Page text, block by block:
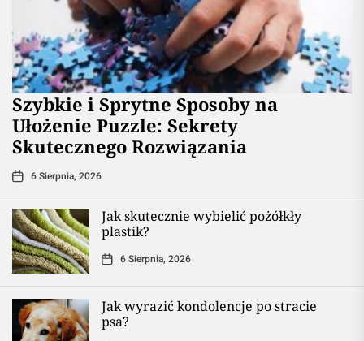
Szybkie i Sprytne Sposoby na
Ułożenie Puzzle: Sekrety
Skutecznego Rozwiązania
6 Sierpnia, 2026
Jak skutecznie wybielić pożółkły
plastik?
6 Sierpnia, 2026
Jak wyrazić kondolencje po stracie
psa?